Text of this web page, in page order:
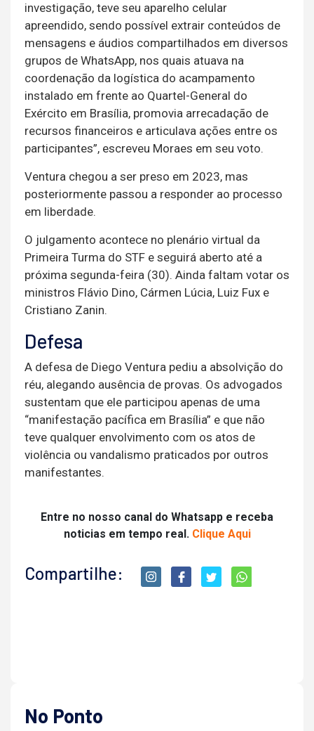
investigação, teve seu aparelho celular
apreendido, sendo possível extrair conteúdos de
mensagens e áudios compartilhados em diversos
grupos de WhatsApp, nos quais atuava na
coordenação da logística do acampamento
instalado em frente ao Quartel-General do
Exército em Brasília, promovia arrecadação de
recursos financeiros e articulava ações entre os
participantes”, escreveu Moraes em seu voto.
Ventura chegou a ser preso em 2023, mas
posteriormente passou a responder ao processo
em liberdade.
O julgamento acontece no plenário virtual da
Primeira Turma do STF e seguirá aberto até a
próxima segunda-feira (30). Ainda faltam votar os
ministros Flávio Dino, Cármen Lúcia, Luiz Fux e
Cristiano Zanin.
Defesa
A defesa de Diego Ventura pediu a absolvição do
réu, alegando ausência de provas. Os advogados
sustentam que ele participou apenas de uma
“manifestação pacífica em Brasília” e que não
teve qualquer envolvimento com os atos de
violência ou vandalismo praticados por outros
manifestantes.
Entre no nosso canal do Whatsapp e receba
noticias em tempo real. Clique Aqui
Compartilhe:
No Ponto